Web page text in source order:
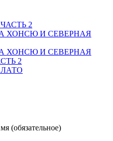
2
ХОНСЮ И СЕВЕРНАЯ
ХОНСЮ И СЕВЕРНАЯ
2
(обязательное)